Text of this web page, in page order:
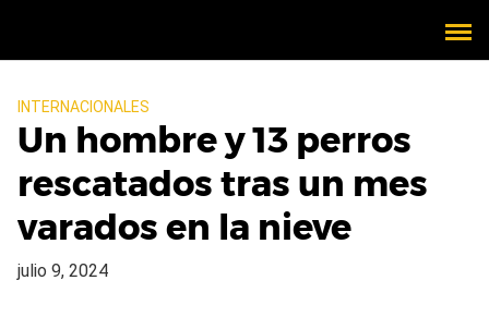
INTERNACIONALES
Un hombre y 13 perros
rescatados tras un mes
varados en la nieve
julio 9, 2024